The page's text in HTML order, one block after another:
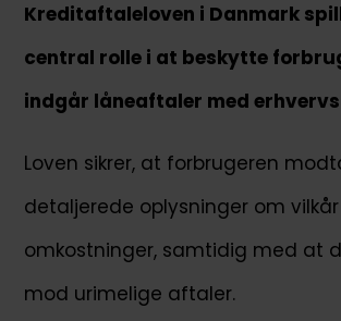
Kreditaftaleloven i Danmark
central rolle i at beskytte
indgår låneaftaler med
Loven sikrer, at forbrugeren
detaljerede oplysninger om
omkostninger, samtidig med at
mod urimelige aftaler.